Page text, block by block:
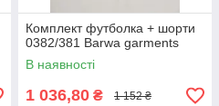
Комплект футболка + шорти
0382/381 Barwa garments
В наявності
1 036,80 ₴ 1 152 ₴